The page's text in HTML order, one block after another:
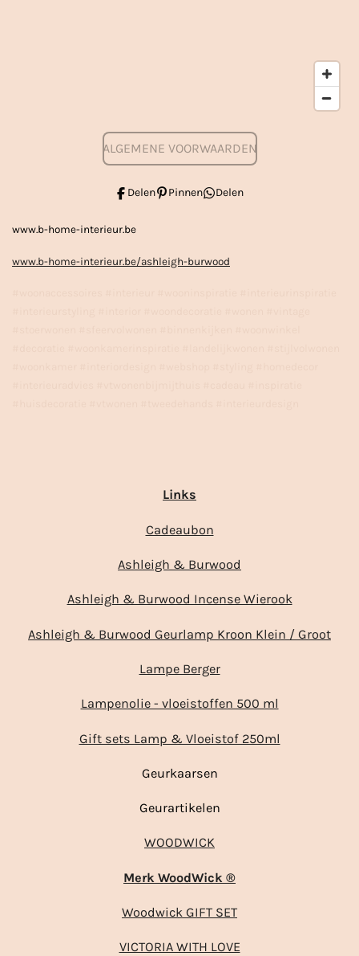
ALGEMENE VOORWAARDEN
Delen Pinnen Delen
www.b-home-interieur.be
www.b-home-interieur.be/ashleigh-burwood
Links
Cadeaubon
Ashleigh & Burwood
Ashleigh & Burwood Incense Wierook
Ashleigh & Burwood Geurlamp Kroon Klein / Groot
Lampe Berger
Lampenolie - vloeistoffen 500 ml
Gift sets Lamp & Vloeistof 250ml
Geurkaarsen
Geurartikelen
WOODWICK
Merk WoodWick ®
Woodwick GIFT SET
VICTORIA WITH LOVE